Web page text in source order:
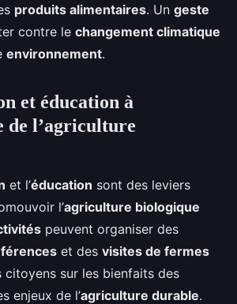
produits alimentaires. Un geste
contre le changement climatique
environnement.
et éducation à
de l’agriculture
et l’éducation sont des leviers
l’agriculture biologique
peuvent organiser des
et des visites de fermes
citoyens sur les bienfaits des
enjeux de l’agriculture durable.